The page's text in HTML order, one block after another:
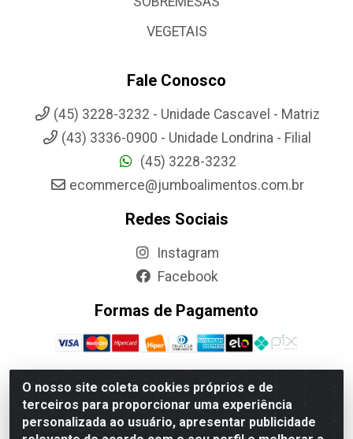
O nosso site coleta cookies próprios e de
terceiros para proporcionar uma experiência
personalizada ao usuário, apresentar publicidade
VEGETAIS
Fale Conosco
(45) 3228-3232 - Unidade Cascavel - Matriz
(43) 3336-0900 - Unidade Londrina - Filial
(45) 3228-3232
ecommerce@jumboalimentos.com.br
Redes Sociais
Instagram
Facebook
Formas de Pagamento
Jumbo Alimentos Cascavel - Matriz - Rua Itatiba Do Sul, 161 -
Santos Dumont, Cascavel-PR - CEP 85804-700- CNPJ